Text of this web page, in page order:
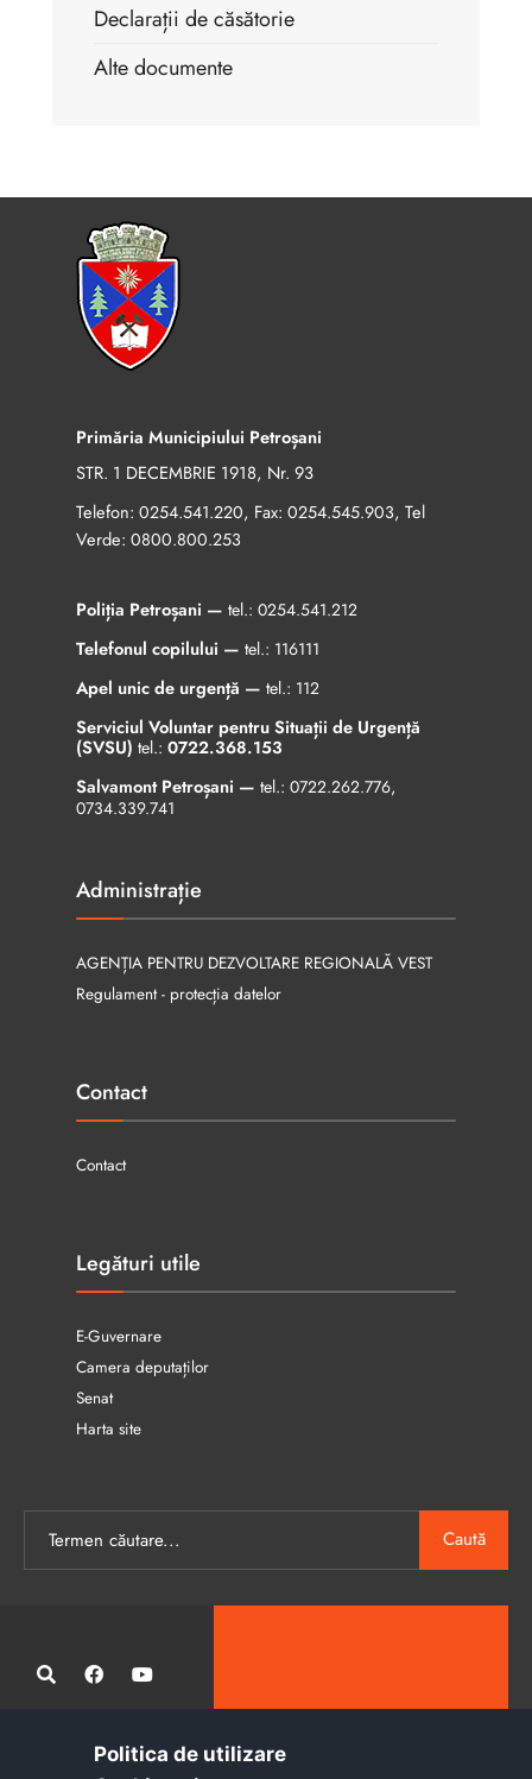
Declarații de căsătorie
Alte documente
Primăria Municipiului Petroșani
STR. 1 DECEMBRIE 1918, Nr. 93
Telefon: 0254.541.220, Fax: 0254.545.903, Tel
Verde: 0800.800.253
Poliția Petroșani — tel.: 0254.541.212
Telefonul copilului — tel.: 116111
Apel unic de urgență — tel.: 112
Serviciul Voluntar pentru Situații de Urgență
(SVSU) tel.: 0722.368.153
Salvamont Petroșani — tel.: 0722.262.776,
0734.339.741
Administrație
AGENȚIA PENTRU DEZVOLTARE REGIONALĂ VEST
Regulament - protecția datelor
Contact
Contact
Legături utile
E-Guvernare
Camera deputaților
Senat
Harta site
Caută
Politica de utilizare